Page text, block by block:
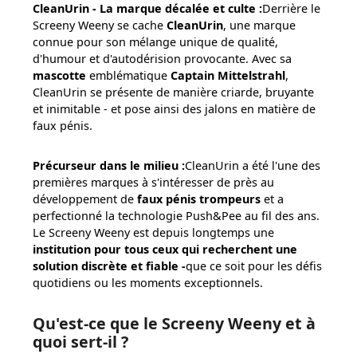
CleanUrin - La marque décalée et culte :Derrière le
Screeny Weeny se cache CleanUrin, une marque
connue pour son mélange unique de qualité,
d'humour et d'autodérision provocante. Avec sa
mascotte emblématique Captain Mittelstrahl,
CleanUrin se présente de manière criarde, bruyante
et inimitable - et pose ainsi des jalons en matière de
faux pénis.
Précurseur dans le milieu :CleanUrin a été l'une des
premières marques à s'intéresser de près au
développement de faux pénis trompeurs et a
perfectionné la technologie Push&Pee au fil des ans.
Le Screeny Weeny est depuis longtemps une
institution pour tous ceux qui recherchent une
solution discrète et fiable -que ce soit pour les défis
quotidiens ou les moments exceptionnels.
Qu'est-ce que le Screeny Weeny et à
quoi sert-il ?